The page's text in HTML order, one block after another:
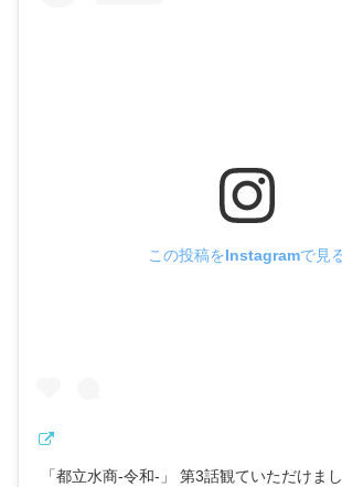
この投稿をInstagramで見
「都立水商-令和-」 第3話観ていただけま